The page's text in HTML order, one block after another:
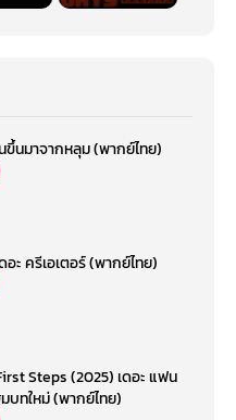
นมาจากหลุม (พากย์ไทย)
ะ ครีเอเตอร์ (พากย์ไทย)
Steps (2025) เดอะ แฟน
ทใหม่ (พากย์ไทย)